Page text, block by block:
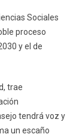
Sociales
proceso
y el de
trae
tendrá voz y
un escaño